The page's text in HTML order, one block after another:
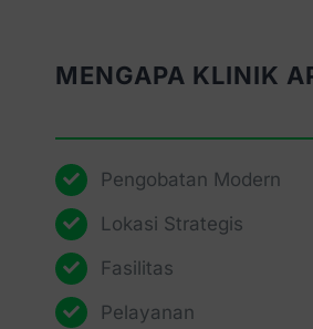
MENGAPA KLINIK
Pengobatan Modern
Lokasi Strategis
Fasilitas
Pelayanan